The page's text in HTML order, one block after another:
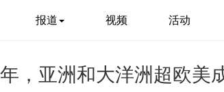
报道 视频 活动
，亚洲和大洋洲超欧美